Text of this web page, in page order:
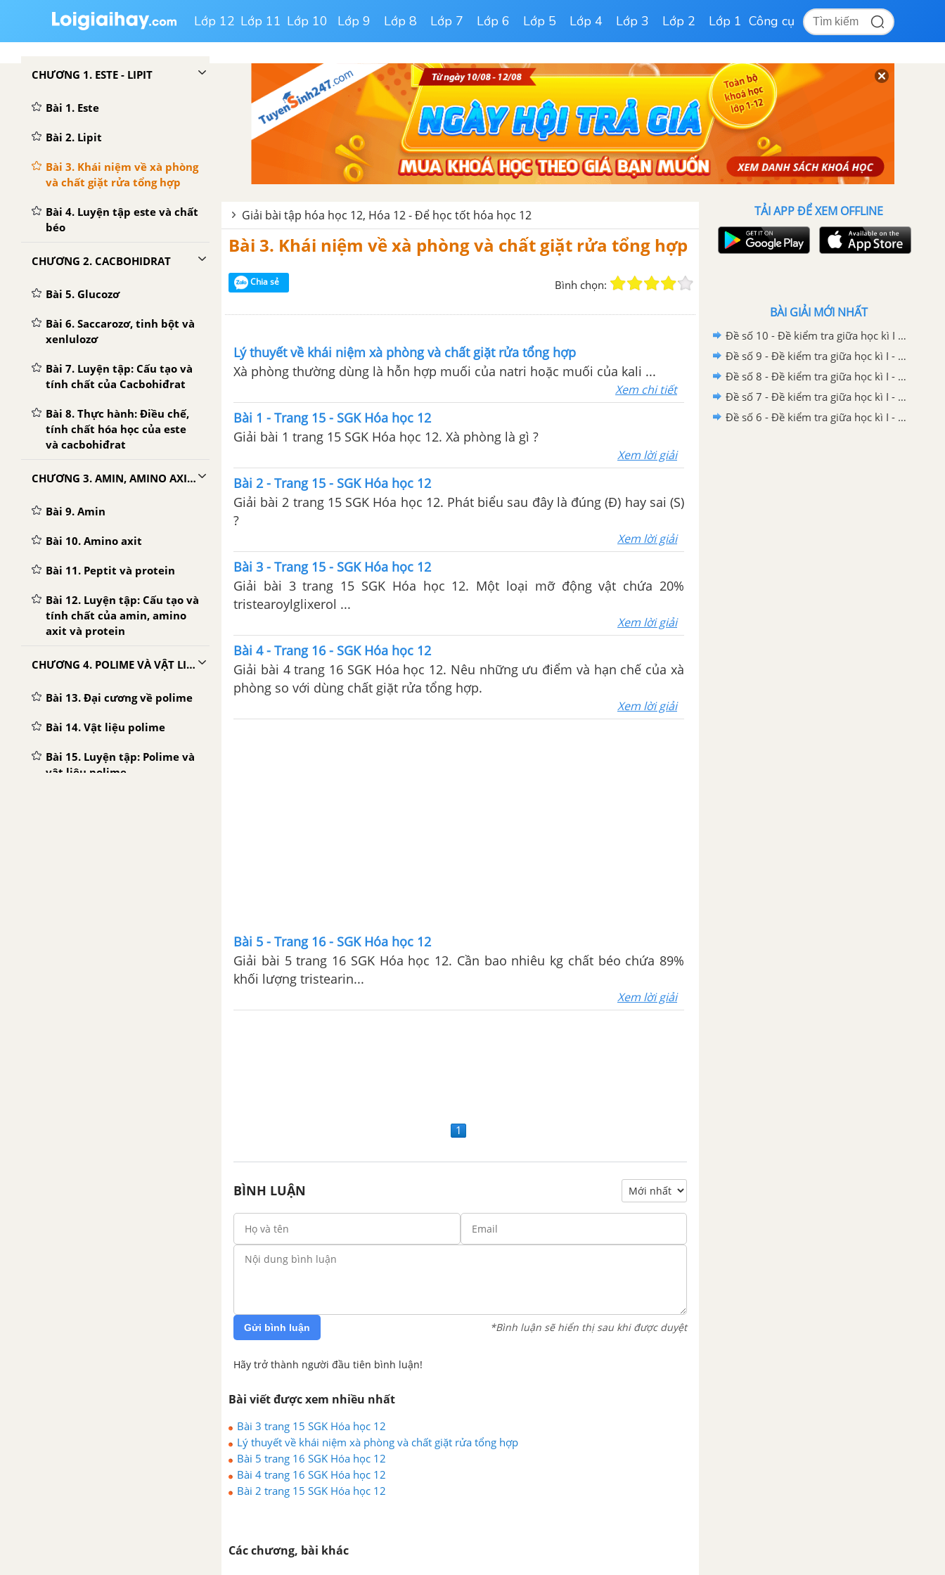
Lớp 12 Lớp 11 Lớp 10 Lớp 9 Lớp 8 Lớp 7 Lớp 6 Lớp 5 Lớp 4 Lớp 3 Lớp 2 Lớp 1 Công cụ
CHƯƠNG 1. ESTE - LIPIT
Bài 1. Este
Bài 2. Lipit
Bài 3. Khái niệm về xà phòng
và chất giặt rửa tổng hợp
Bài 4. Luyện tập este và chất
béo
CHƯƠNG 2. CACBOHIDRAT
Bài 5. Glucozơ
Bài 6. Saccarozơ, tinh bột và
xenlulozơ
Bài 7. Luyện tập: Cấu tạo và
tính chất của Cacbohiđrat
Bài 8. Thực hành: Điều chế,
tính chất hóa học của este
và cacbohiđrat
CHƯƠNG 3. AMIN, AMINO AXIT VÀ PROTEIN
Bài 9. Amin
Bài 10. Amino axit
Bài 11. Peptit và protein
Bài 12. Luyện tập: Cấu tạo và
tính chất của amin, amino
axit và protein
CHƯƠNG 4. POLIME VÀ VẬT LIỆU POLIME
Bài 13. Đại cương về polime
Bài 14. Vật liệu polime
Bài 15. Luyện tập: Polime và
vật liệu polime
Giải bài tập hóa học 12, Hóa 12 - Để học tốt hóa học 12
Bài 3. Khái niệm về xà phòng và chất giặt rửa tổng hợp
Chia sẻ Bình chọn:
Lý thuyết về khái niệm xà phòng và chất giặt rửa tổng hợp
Xà phòng thường dùng là hỗn hợp muối của natri hoặc muối của kali ...
Xem chi tiết
Bài 1 - Trang 15 - SGK Hóa học 12
Giải bài 1 trang 15 SGK Hóa học 12. Xà phòng là gì ?
Xem lời giải
Bài 2 - Trang 15 - SGK Hóa học 12
Giải bài 2 trang 15 SGK Hóa học 12. Phát biểu sau đây là đúng (Đ) hay sai (S)
?
Xem lời giải
Bài 3 - Trang 15 - SGK Hóa học 12
Giải bài 3 trang 15 SGK Hóa học 12. Một loại mỡ động vật chứa 20%
tristearoylglixerol ...
Xem lời giải
Bài 4 - Trang 16 - SGK Hóa học 12
Giải bài 4 trang 16 SGK Hóa học 12. Nêu những ưu điểm và hạn chế của xà
phòng so với dùng chất giặt rửa tổng hợp.
Xem lời giải
Bài 5 - Trang 16 - SGK Hóa học 12
Giải bài 5 trang 16 SGK Hóa học 12. Cần bao nhiêu kg chất béo chứa 89%
khối lượng tristearin...
Xem lời giải
1
BÌNH LUẬN
Gửi bình luận *Bình luận sẽ hiển thị sau khi được duyệt
Hãy trở thành người đầu tiên bình luận!
Bài viết được xem nhiều nhất
Bài 3 trang 15 SGK Hóa học 12
Lý thuyết về khái niệm xà phòng và chất giặt rửa tổng hợp
Bài 5 trang 16 SGK Hóa học 12
Bài 4 trang 16 SGK Hóa học 12
Bài 2 trang 15 SGK Hóa học 12
Các chương, bài khác
TẢI APP ĐỂ XEM OFFLINE
BÀI GIẢI MỚI NHẤT
Đề số 10 - Đề kiểm tra giữa học kì I - Hóa học 12 có đáp án và lời giải chi tiết
Đề số 9 - Đề kiểm tra giữa học kì I - Hóa học 12 có đáp án và lời giải chi tiết
Đề số 8 - Đề kiểm tra giữa học kì I - Hóa học 12 có đáp án và lời giải chi tiết
Đề số 7 - Đề kiểm tra giữa học kì I - Hóa học 12 có đáp án và lời giải chi tiết
Đề số 6 - Đề kiểm tra giữa học kì I - Hóa học 12 có đáp án và lời giải chi tiết